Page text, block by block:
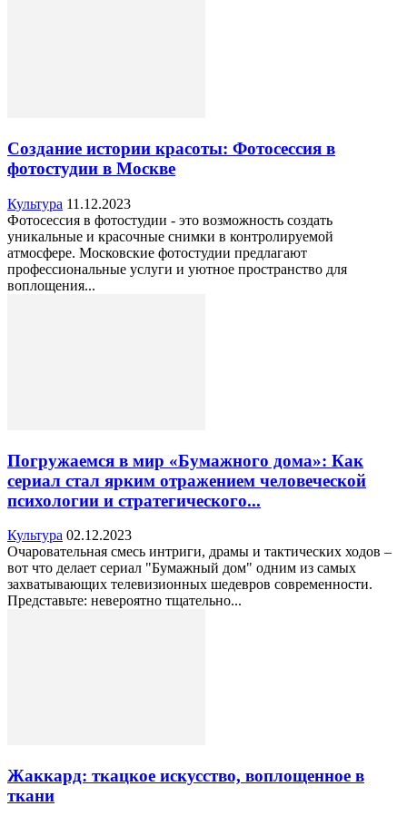
Создание истории красоты: Фотосессия в
фотостудии в Москве
Культура 11.12.2023
Фотосессия в фотостудии - это возможность создать
уникальные и красочные снимки в контролируемой
атмосфере. Московские фотостудии предлагают
профессиональные услуги и уютное пространство для
воплощения...
Погружаемся в мир «Бумажного дома»: Как
сериал стал ярким отражением человеческой
психологии и стратегического...
Культура 02.12.2023
Очаровательная смесь интриги, драмы и тактических ходов –
вот что делает сериал "Бумажный дом" одним из самых
захватывающих телевизионных шедевров современности.
Представьте: невероятно тщательно...
Жаккард: ткацкое искусство, воплощенное в
ткани